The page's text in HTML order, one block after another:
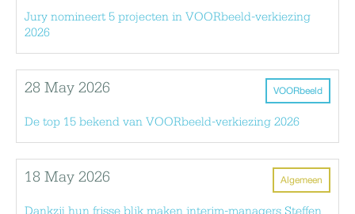
Jury nomineert 5 projecten in VOORbeeld-verkiezing
2026
VOORbeeld
28 May 2026
De top 15 bekend van VOORbeeld-verkiezing 2026
Algemeen
18 May 2026